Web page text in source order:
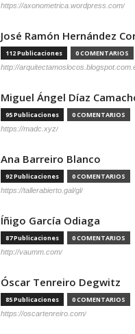
https://axonometrica.wordpress.com/
José Ramón Hernández
112 Publicaciones 0 COMENTARIOS
http://
Miguel Ángel Díaz
95 Publicaciones 0 COMENTARIOS
https://madc.xyz/
Ana Barreiro Blanco
92 Publicaciones 0 COMENTARIOS
https://tallerabierto.gal/gl/
Íñigo García Odiaga
87 Publicaciones 0 COMENTARIOS
http://vaumm.com/
Óscar Tenreiro Degwitz
85 Publicaciones 0 COMENTARIOS
https://oscartenreiro.com/